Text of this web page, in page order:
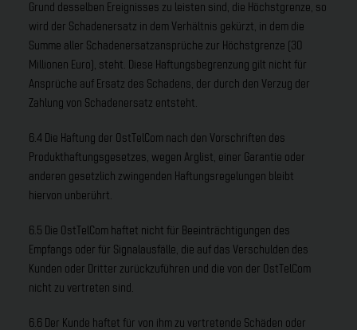
Grund desselben Ereignisses zu leisten sind, die Höchstgrenze, so
wird der Schadenersatz in dem Verhältnis gekürzt, in dem die
Summe aller Schadenersatzansprüche zur Höchstgrenze (30
Millionen Euro), steht. Diese Haftungsbegrenzung gilt nicht für
Ansprüche auf Ersatz des Schadens, der durch den Verzug der
Zahlung von Schadenersatz entsteht.
6.4 Die Haftung der OstTelCom nach den Vorschriften des
Produkthaftungsgesetzes, wegen Arglist, einer Garantie oder
anderen gesetzlich zwingenden Haftungsregelungen bleibt
hiervon unberührt.
6.5 Die OstTelCom haftet nicht für Beeinträchtigungen des
Empfangs oder für Signalausfälle, die auf das Verschulden des
Kunden oder Dritter zurückzuführen und die von der OstTelCom
nicht zu vertreten sind.
6.6 Der Kunde haftet für von ihm zu vertretende Schäden oder